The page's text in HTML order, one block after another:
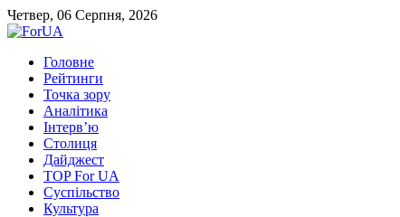
Четвер, 06 Серпня, 2026
Головне
Рейтинги
Точка зору
Аналітика
Інтерв’ю
Столиця
Дайджест
TOP For UA
Суспiльство
Культура